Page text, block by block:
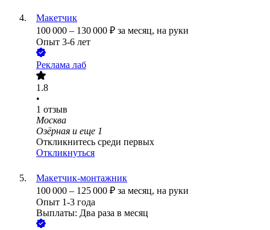
Макетчик
100 000 – 130 000 ₽ за месяц, на руки
Опыт 3-6 лет
Реклама лаб
1.8
•
1 отзыв
Москва
Озёрная и еще 1
Откликнитесь среди первых
Откликнуться
Макетчик-монтажник
100 000 – 125 000 ₽ за месяц, на руки
Опыт 1-3 года
Выплаты: Два раза в месяц